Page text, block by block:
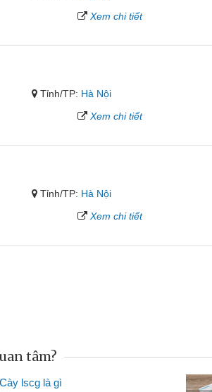
Xem chi tiết
Tỉnh/TP: Hà Nội
Xem chi tiết
Tỉnh/TP: Hà Nội
Xem chi tiết
Mai Lan - Sinh
tâm?
Cày lscg là gì